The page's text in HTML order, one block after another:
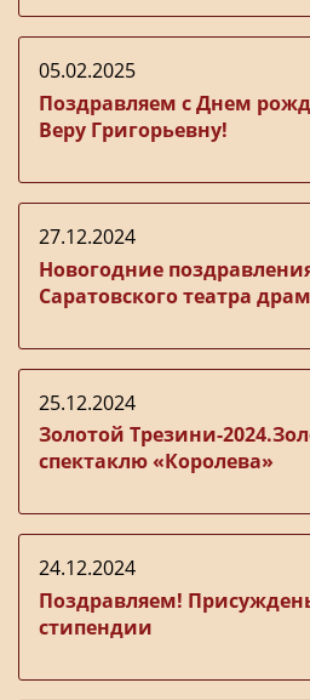
05.02.2025
Поздравляем с Днем
Веру Григорьевну!
27.12.2024
Новогодние
Саратовского театра
25.12.2024
Золотой Трезини-
спектаклю «Королева»
24.12.2024
Поздравляем!
стипендии